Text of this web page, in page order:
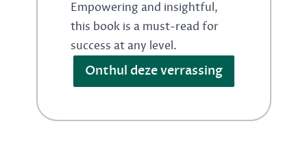
Empowering and insightful,
this book is a must-read for
success at any level.
Onthul deze verrassing